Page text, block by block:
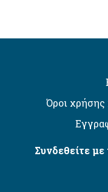
Όροι
Συνδεθείτε